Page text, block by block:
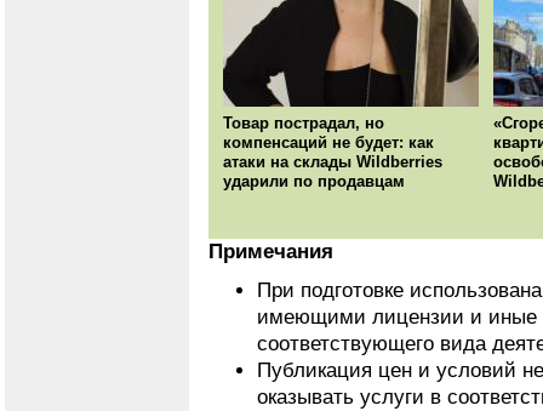
Товар пострадал, но
компенсаций не будет: как
атаки на склады Wildberries
ударили по продавцам
Примечания
При подготовке
имеющими лицензии и иные
соответствующего вида
Публикация цен и условий
оказывать услуги в